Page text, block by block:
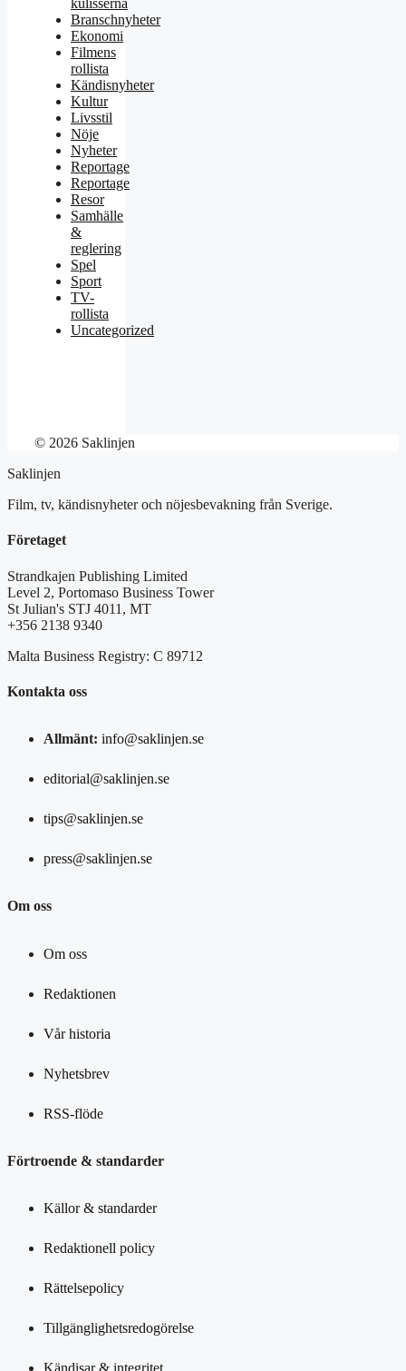
kulisserna
Branschnyheter
Ekonomi
Filmens
rollista
Kändisnyheter
Kultur
Livsstil
Nöje
Nyheter
Reportage
Reportage
Resor
Samhälle
&
reglering
Spel
Sport
TV-
rollista
Uncategorized
© 2026 Saklinjen
Saklinjen
Film, tv, kändisnyheter och nöjesbevakning från Sverige.
Företaget
Strandkajen Publishing Limited
Level 2, Portomaso Business Tower
St Julian's STJ 4011, MT
+356 2138 9340
Malta Business Registry: C 89712
Kontakta oss
Allmänt: info@saklinjen.se
editorial@saklinjen.se
tips@saklinjen.se
press@saklinjen.se
Om oss
Om oss
Redaktionen
Vår historia
Nyhetsbrev
RSS-flöde
Förtroende & standarder
Källor & standarder
Redaktionell policy
Rättelsepolicy
Tillgänglighetsredogörelse